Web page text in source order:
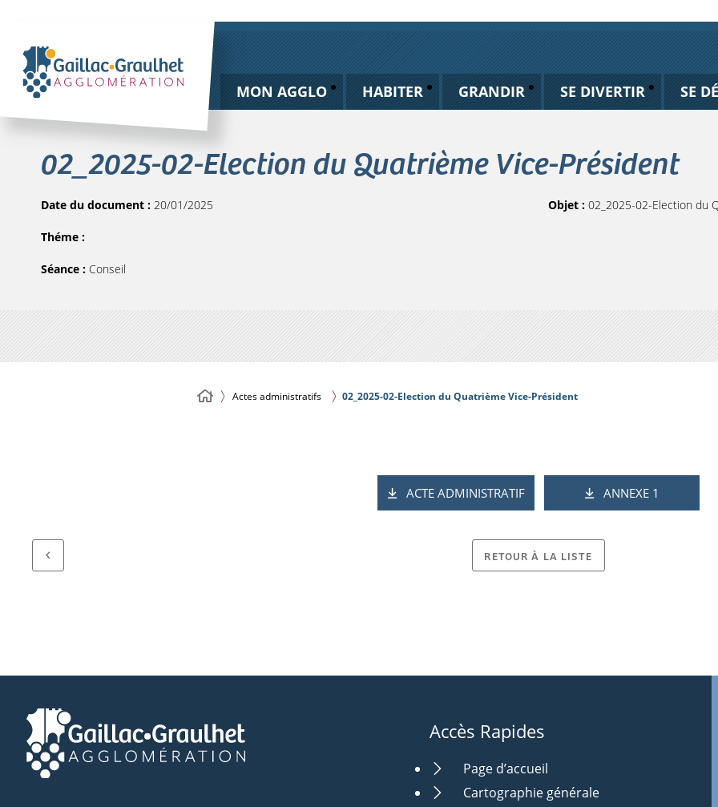
MON AGGLO HABITER GRANDIR SE DIVERTIR SE
02_2025-02-Election du Quatrième Vice-Président
Date du document : 20/01/2025
Théme :
Séance : Conseil
Objet : 02_2025-02-Election du
Actes administratifs 02_2025-02-Election du Quatrième Vice-Président
ACTE ADMINISTRATIF ANNEXE 1
RETOUR À LA LISTE
Accès Rapides
Page d’accueil
Cartographie générale